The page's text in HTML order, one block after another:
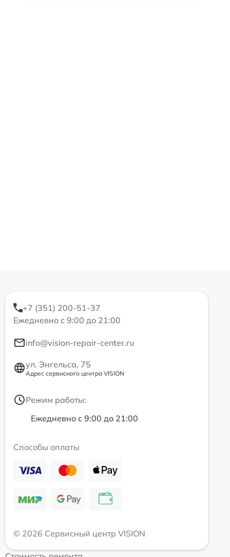
+7 (351) 200-51-37
Ежедневно с 9:00 до 21:00
info@vision-repair-center.ru
ул. Энгельса, 75
Адрес сервисного центра VISION
Режим работы:
Ежедневно с 9:00 до 21:00
Способы оплаты
© 2026 Сервисный центр VISION